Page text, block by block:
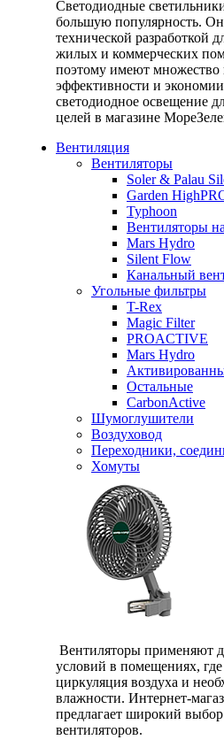
Светодиодные
большую популярность.
технической разработкой
жилых и коммерческих
поэтому имеют множество
эффективности и
светодиодное освещение
целей в магазине
Вентиляция
Вентиляторы
Soler & Palau
Garden
Typhoon
Вентиляторы
Mars Hydro
Silent Flow
Канальный
Угольные фильтры
T-Rex
Magic Filter
PROACTIVE
Mars Hydro
Остальные
CarbonActive
Шумоглушители
Воздуховод
Переходники,
Хомуты
Вентиляторы применяют
условий в помещениях,
циркуляция воздуха и
влажности. Интернет-
предлагает широкий
вентиляторов.